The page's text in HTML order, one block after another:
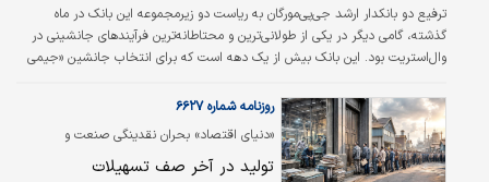
ترفیع دو بانکدار ارشد جی‌پی‌مورگان به ریاست دو زیرمجموعه این بانک در ماه
گذشته، گامی دیگر در یکی از طولانی‌ترین و محتاطانه‌ترین فرآیندهای جانشینی در
وال‌استریت بود. این بانک بیش از یک دهه است که برای انتخاب جانشین «جیمی
رفته‌اند؛ برخی نیز پس از جدایی‌های پرحاشیه بانک را ترک کرده‌اند. اکنون تنها دو
نفر در مسیر رسیدن به صندلی مدیرعاملی باقی مانده‌اند.
«دنیای اقتصاد» بحران نقدینگی صنعت و
سرنوشت بسته حمایتی ۷۰۰ همتی را بررسی کرد
روزنامه شماره ۶۶۲۷
تولید در آخر صف تسهیلات